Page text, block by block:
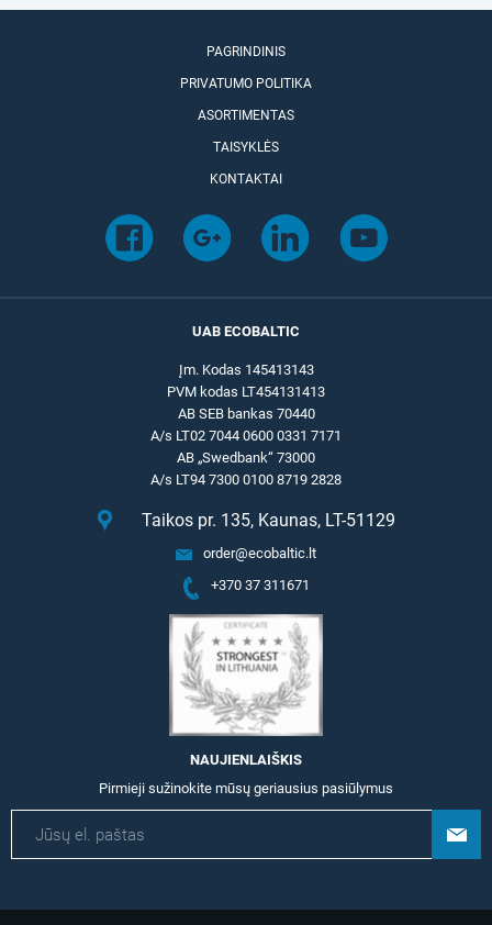
PAGRINDINIS
PRIVATUMO POLITIKA
ASORTIMENTAS
TAISYKLĖS
KONTAKTAI
UAB ECOBALTIC
Įm. Kodas 145413143
PVM kodas LT454131413
AB SEB bankas 70440
A/s LT02 7044 0600 0331 7171
AB „Swedbank“ 73000
A/s LT94 7300 0100 8719 2828
Taikos pr. 135, Kaunas, LT-51129
order@ecobaltic.lt
+370 37 311671
NAUJIENLAIŠKIS
Pirmieji sužinokite mūsų geriausius pasiūlymus